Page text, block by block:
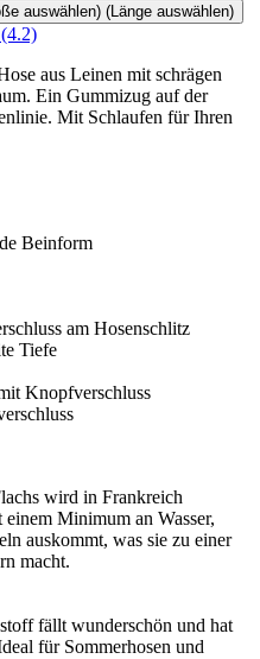
auswählen) (Länge auswählen)
(4.2)
aus Leinen mit schrägen
Ein Gummizug auf der
Mit Schlaufen für Ihren
Beinform
am Hosenschlitz
Tiefe
Knopfverschluss
wird in Frankreich
Minimum an Wasser,
auskommt, was sie zu einer
macht.
fällt wunderschön und hat
für Sommerhosen und